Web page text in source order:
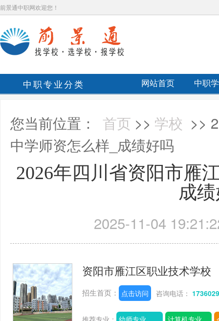
前景通中职网欢迎您！
中职专业分类 网站首页 中职
您当前位置： 首页 >> 学校 >>
中学师资怎么样_成绩好吗
2026年四川省资阳市雁
成
2025-11-04
资阳市雁江区职业技术学校
招生首页： 点击访问 咨询电话：
推荐专业： 幼师专业 计算机专业